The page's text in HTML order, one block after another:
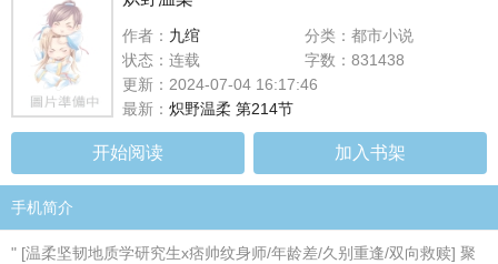
作者： 九绾
分类：都市小说
状态：连载
字数：831438
更新：2024-07-04 16:17:46
最新： 炽野温柔 第214节
开始阅读 加入书架
手机简介
" [温柔坚韧地质学研究生x痞帅纹身师/年龄差/久别重逢/双向救赎] 聚